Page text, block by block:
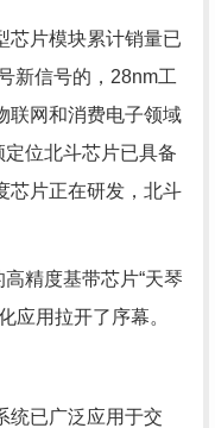
芯片模块累计销量已
新信号的，28nm工
联网和消费电子领域
位北斗芯片已具备
芯片正在研发，北斗
精度基带芯片“天琴
应用拉开了序幕。
统已广泛应用于交